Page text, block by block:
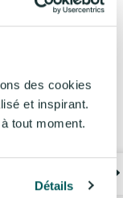
et inspirant.
tout moment.
Détails
8 jours
+ d'infos